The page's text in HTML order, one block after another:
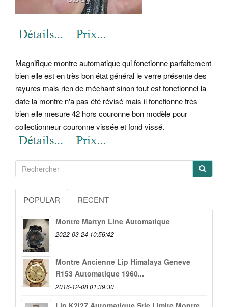
Magnifique montre automatique qui fonctionne parfaitement
bien elle est en très bon état général le verre présente des
rayures mais rien de méchant sinon tout est fonctionnel la
date la montre n'a pas été révisé mais il fonctionne très
bien elle mesure 42 hors couronne bon modèle pour
collectionneur couronne vissée et fond vissé.
POPULAR RECENT
Montre Martyn Line Automatique
2022-03-24 10:56:42
Montre Ancienne Lip Himalaya Geneve
R153 Automatique 1960...
2016-12-08 01:39:30